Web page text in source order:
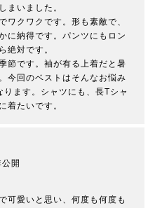
まいました。
ワクワクです。形も素敵で、
に納得です。パンツにもロン
絶対です。
節です。袖が有る上着だと暑
今回のベストはそんなお悩み
ます。シャツにも、長Tシャ
着たいです。
公開
可愛いと思い、何度も何度も